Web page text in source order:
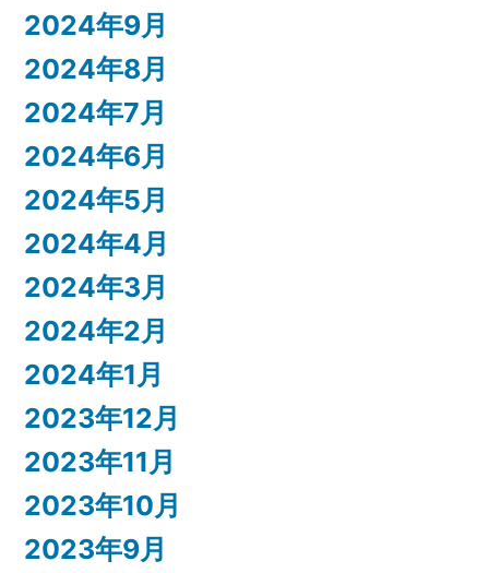
2024年9月
2024年8月
2024年7月
2024年6月
2024年5月
2024年4月
2024年3月
2024年2月
2024年1月
2023年12月
2023年11月
2023年10月
2023年9月